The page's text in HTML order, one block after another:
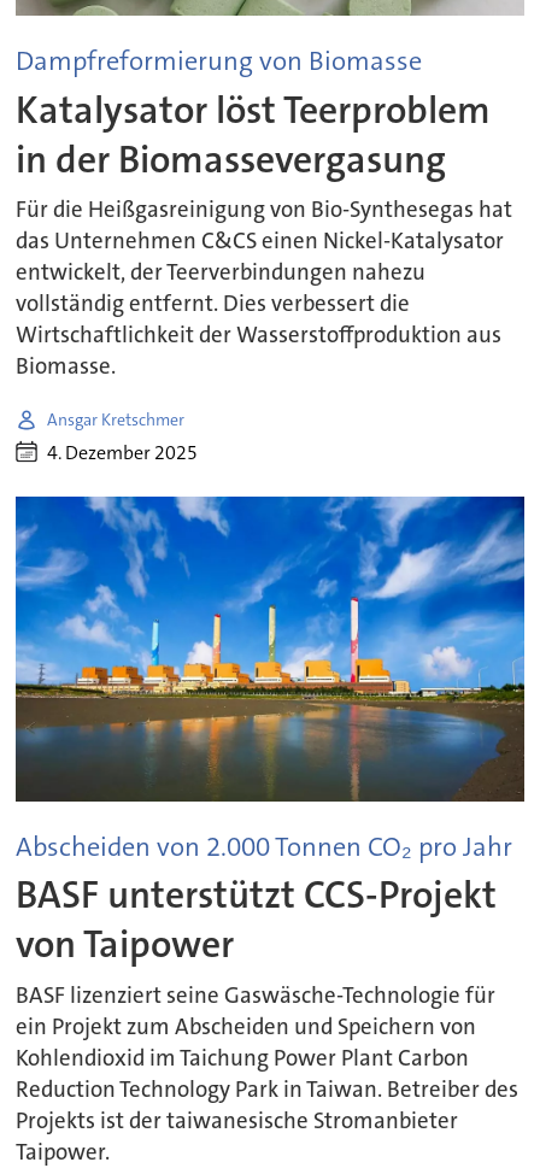
Dampfreformierung von Biomasse
Katalysator löst Teerproblem
in der Biomassevergasung
Für die Heißgasreinigung von Bio-Synthesegas hat
das Unternehmen C&CS einen Nickel-Katalysator
entwickelt, der Teerverbindungen nahezu
vollständig entfernt. Dies verbessert die
Wirtschaftlichkeit der Wasserstoffproduktion aus
Biomasse.
Ansgar Kretschmer
4. Dezember 2025
Abscheiden von 2.000 Tonnen CO₂ pro Jahr
BASF unterstützt CCS-Projekt
von Taipower
BASF lizenziert seine Gaswäsche-Technologie für
ein Projekt zum Abscheiden und Speichern von
Kohlendioxid im Taichung Power Plant Carbon
Reduction Technology Park in Taiwan. Betreiber des
Projekts ist der taiwanesische Stromanbieter
Taipower.